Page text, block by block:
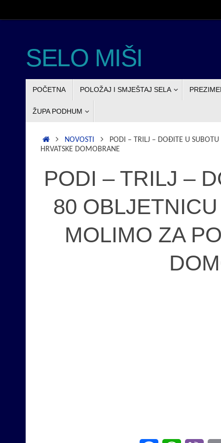
SELO MIŠI
DO
POČETNA POLOŽAJ I SMJEŠTAJ SELA
ŽUPA PODHUM
POČETNA
NOVOSTI
PODI – TRILJ – DOĐITE U
HRVATSKE DOMOBRANE
PODI – TRILJ –
80
MOLIMO ZA